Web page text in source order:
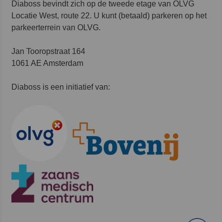
Diaboss bevindt zich op de tweede etage van OLVG
Locatie West, route 22. U kunt (betaald) parkeren op het
parkeerterrein van OLVG.
Jan Tooropstraat 164
1061 AE Amsterdam
Diaboss is een initiatief van: